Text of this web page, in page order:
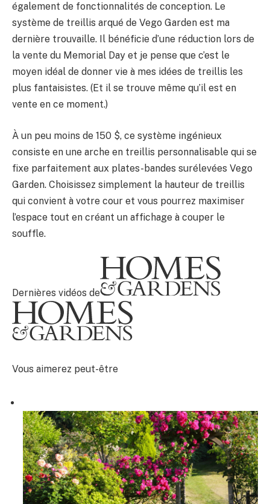
également de fonctionnalités de conception. Le
système de treillis arqué de Vego Garden est ma
dernière trouvaille. Il bénéficie d’une réduction lors de
la vente du Memorial Day et je pense que c’est le
moyen idéal de donner vie à mes idées de treillis les
plus fantaisistes. (Et il se trouve même qu’il est en
vente en ce moment.)
À un peu moins de 150 $, ce système ingénieux
consiste en une arche en treillis personnalisable qui se
fixe parfaitement aux plates-bandes surélevées Vego
Garden. Choisissez simplement la hauteur de treillis
qui convient à votre cour et vous pourrez maximiser
l’espace tout en créant un affichage à couper le
souffle.
Dernières vidéos de
Vous aimerez peut-être